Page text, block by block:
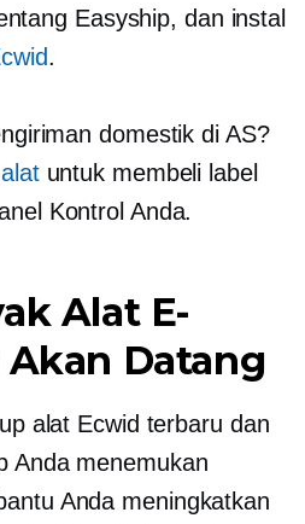
Easyship, dan instal
.
domestik di AS?
alatuntuk membeli label
Kontrol Anda.
Alat E-
Datang
alat Ecwid terbaru dan
Anda menemukan
Anda meningkatkan